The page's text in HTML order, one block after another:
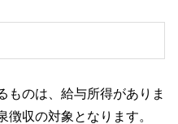
ものは、給与所得がありま
収の対象となります。